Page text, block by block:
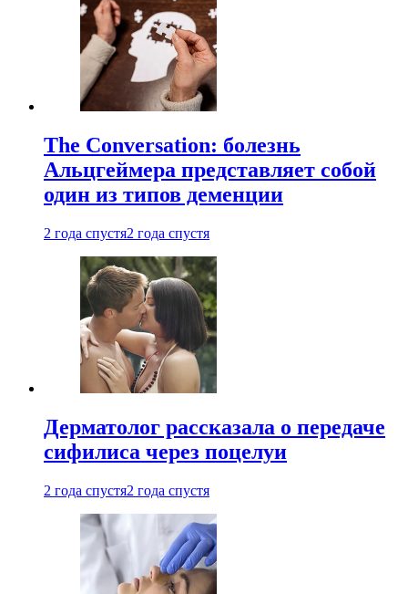
The Conversation: болезнь
Альцгеймера представляет собой
один из типов деменции
2 года спустя2 года спустя
Дерматолог рассказала о передаче
сифилиса через поцелуи
2 года спустя2 года спустя